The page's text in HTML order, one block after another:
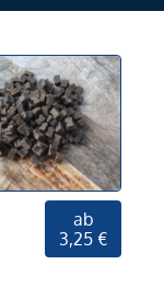
ab
3,25 €